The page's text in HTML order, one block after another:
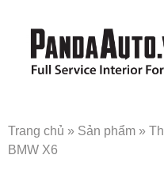
Trang chủ » Sản phẩm »
BMW X6